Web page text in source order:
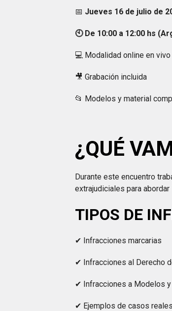
📅 Jueves 16 de julio de
🕙 De 10:00 a 12:00 hs
💻 Modalidad online en vivo
🎥 Grabación incluida
📂 Modelos y material
¿QUÉ
Durante este encuentro
extrajudiciales para
TIPOS DE
✔ Infracciones marcarias
✔ Infracciones al Derecho
✔ Infracciones a Modelos
✔ Ejemplos de casos reales